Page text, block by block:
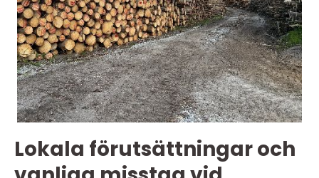
Lokala förutsättningar och